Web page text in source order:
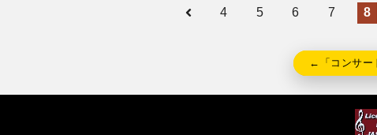
4 5 6 7 8
←「コンサー